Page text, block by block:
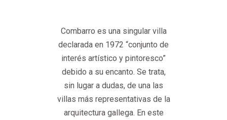
Combarro es una singular villa
declarada en 1972 “conjunto de
interés artístico y pintoresco”
debido a su encanto. Se trata,
sin lugar a dudas, de una las
villas más representativas de la
arquitectura gallega. En este